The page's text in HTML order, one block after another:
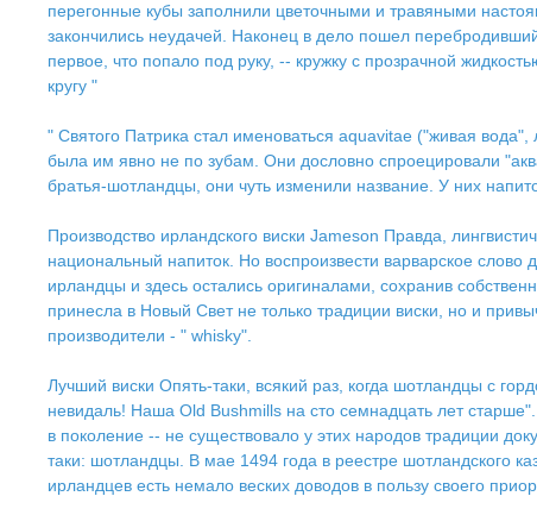
перегонные кубы заполнили цветочными и травяными
закончились неудачей. Наконец в дело пошел
первое, что попало под руку, -- кружку с прозрачной
кругу "
" Святого Патрика стал именоваться aquavitae ("живая
была им явно не по зубам. Они дословно спроецировали
братья-шотландцы, они чуть изменили название. У них
Производство ирландского виски Jameson Правда,
национальный напиток. Но воспроизвести варварское
ирландцы и здесь остались оригиналами, сохранив
принесла в Новый Свет не только традиции виски, но и
производители - " whisky".
Лучший виски Опять-таки, всякий раз, когда шотландцы с
невидаль! Наша Old Bushmills на сто семнадцать лет
в поколение -- не существовало у этих народов традиции
таки: шотландцы. В мае 1494 года в реестре шотландского
ирландцев есть немало веских доводов в пользу своего